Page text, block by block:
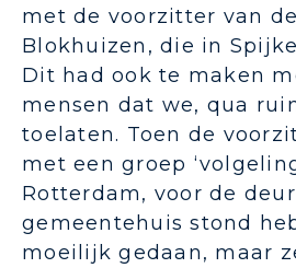
met de voorzitter van
Blokhuizen, die in
Dit had ook te maken
mensen dat we, qua
toelaten. Toen de
met een groep
Rotterdam, voor de
gemeentehuis stond
moeilijk gedaan, maar